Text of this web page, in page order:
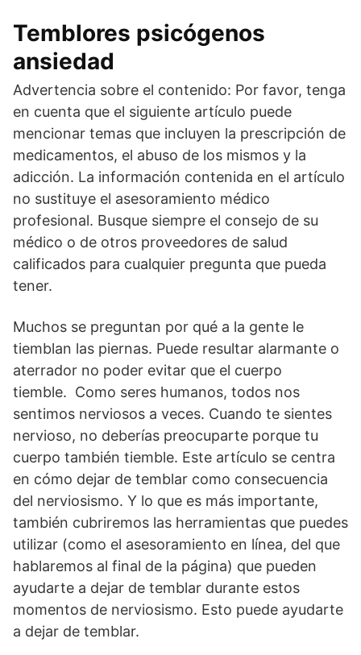
Temblores psicógenos
ansiedad
Advertencia sobre el contenido: Por favor, tenga
en cuenta que el siguiente artículo puede
mencionar temas que incluyen la prescripción de
medicamentos, el abuso de los mismos y la
adicción. La información contenida en el artículo
no sustituye el asesoramiento médico
profesional. Busque siempre el consejo de su
médico o de otros proveedores de salud
calificados para cualquier pregunta que pueda
tener.
Muchos se preguntan por qué a la gente le
tiemblan las piernas. Puede resultar alarmante o
aterrador no poder evitar que el cuerpo
tiemble. Como seres humanos, todos nos
sentimos nerviosos a veces. Cuando te sientes
nervioso, no deberías preocuparte porque tu
cuerpo también tiemble. Este artículo se centra
en cómo dejar de temblar como consecuencia
del nerviosismo. Y lo que es más importante,
también cubriremos las herramientas que puedes
utilizar (como el asesoramiento en línea, del que
hablaremos al final de la página) que pueden
ayudarte a dejar de temblar durante estos
momentos de nerviosismo. Esto puede ayudarte
a dejar de temblar.